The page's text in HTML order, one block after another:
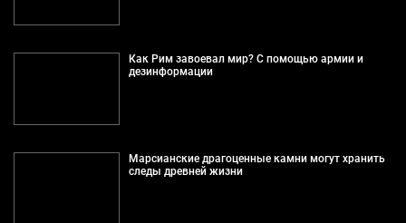
Как Рим завоевал мир? С помощью армии и
дезинформации
Марсианские драгоценные камни могут хранить
следы древней жизни